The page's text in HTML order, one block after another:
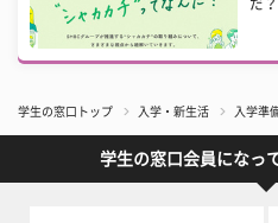
だ？
学生の窓口トップ 入学・新生活 入学準
学生の窓口会員になっ